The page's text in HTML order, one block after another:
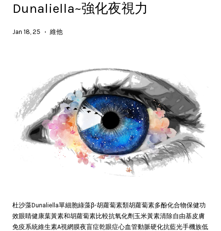
Dunaliella~強化夜視力
Jan 18, 25 • 維他
杜沙藻Dunaliella單細胞綠藻β-胡蘿蔔素類胡蘿蔔素多酚化合物保健功
效眼睛健康葉黃素和胡蘿蔔素比較抗氧化劑玉米黃素清除自由基皮膚
免疫系統維生素A視網膜夜盲症乾眼症心血管動脈硬化抗藍光手機族低